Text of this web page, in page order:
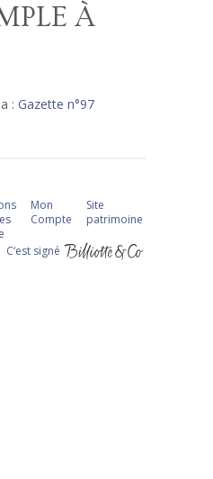
À
: Gazette n°97
Mon
Compte
Site
patrimoine
C‘est signé